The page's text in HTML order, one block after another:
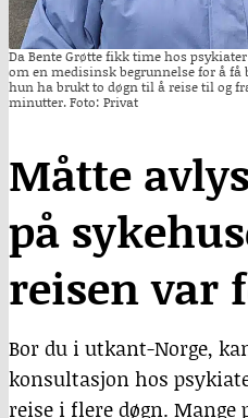
Da Bente Grøtte fikk time hos
om en medisinsk begrunnelse for å
hun ha brukt to døgn til å reise til og
minutter. Foto: Privat
Måtte
på
reisen var
Bor du i utkant-Norge,
konsultasjon hos
reise i flere døgn. Mange